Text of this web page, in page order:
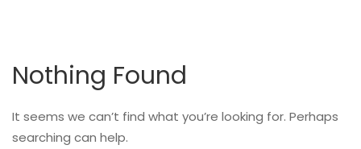
Nothing Found
It seems we can’t find what you’re looking for. Perhaps
searching can help.